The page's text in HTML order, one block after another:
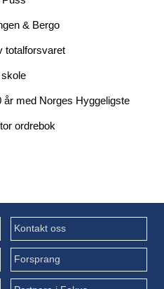
& Bergo
totalforsvaret
år med Norges Hyggeligste
ordrebok
Kontakt oss
Forsprang